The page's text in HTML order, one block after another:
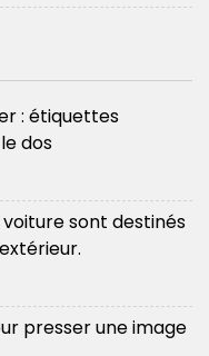
: étiquettes
dos
sont destinés
presser une image